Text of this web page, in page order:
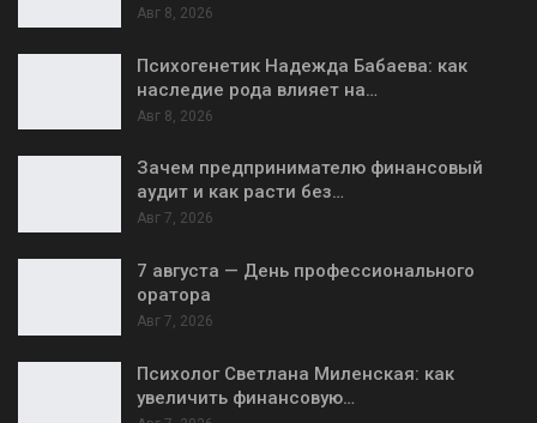
Авг 8, 2026
Психогенетик Надежда Бабаева: как
наследие рода влияет на…
Авг 8, 2026
Зачем предпринимателю финансовый
аудит и как расти без…
Авг 7, 2026
7 августа — День профессионального
оратора
Авг 7, 2026
Психолог Светлана Миленская: как
увеличить финансовую…